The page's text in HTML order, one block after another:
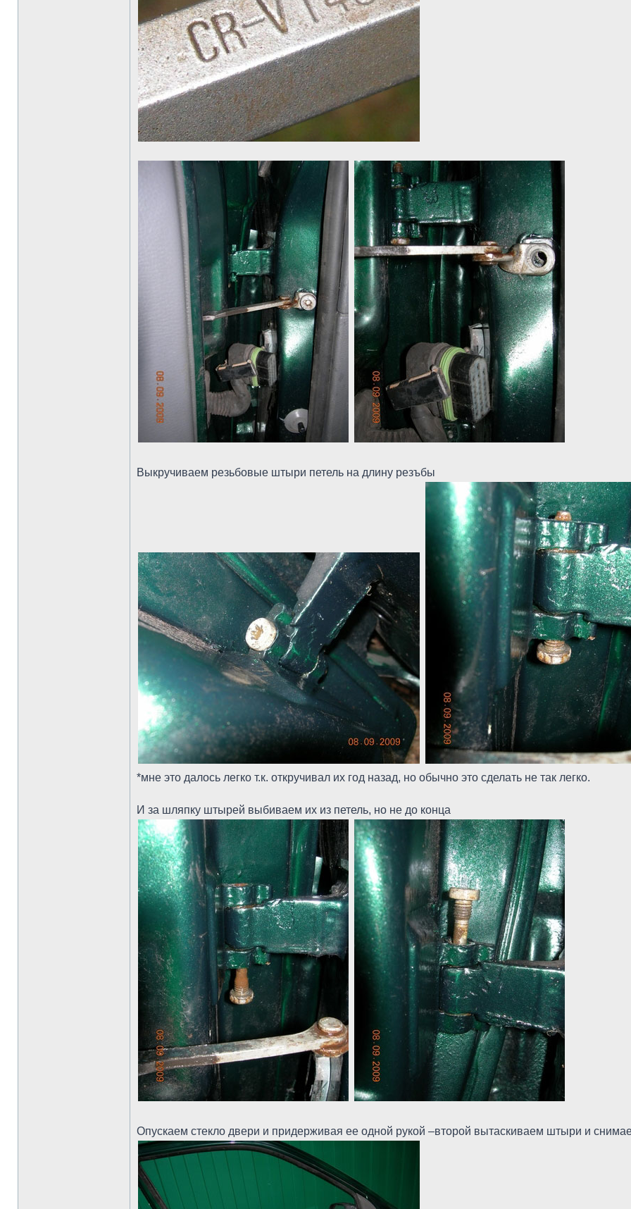
Выкручиваем резьбовые штыри петель на длину резъбы
*мне это далось легко т.к. откручивал их год назад, но обычно это сделать не так легко.
И за шляпку штырей выбиваем их из петель, но не до конца
Опускаем стекло двери и придерживая ее одной рукой –второй вытаскиваем штыри и